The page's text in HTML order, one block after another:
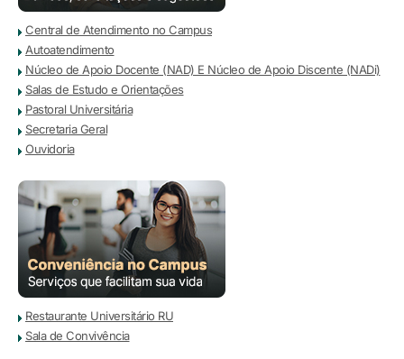
Central de Atendimento no Campus
Autoatendimento
Núcleo de Apoio Docente (NAD) E Núcleo de Apoio Discente (NADi)
Salas de Estudo e Orientações
Pastoral Universitária
Secretaria Geral
Ouvidoria
Restaurante Universitário RU
Sala de Convivência